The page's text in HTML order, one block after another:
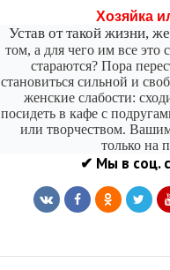
Хозяйка
Устав от такой жизни,
том, а для чего им все это
стараются? Пора
становиться сильной и
женские слабости:
посидеть в кафе с
или творчеством.
только на
✔ Мы в соц.